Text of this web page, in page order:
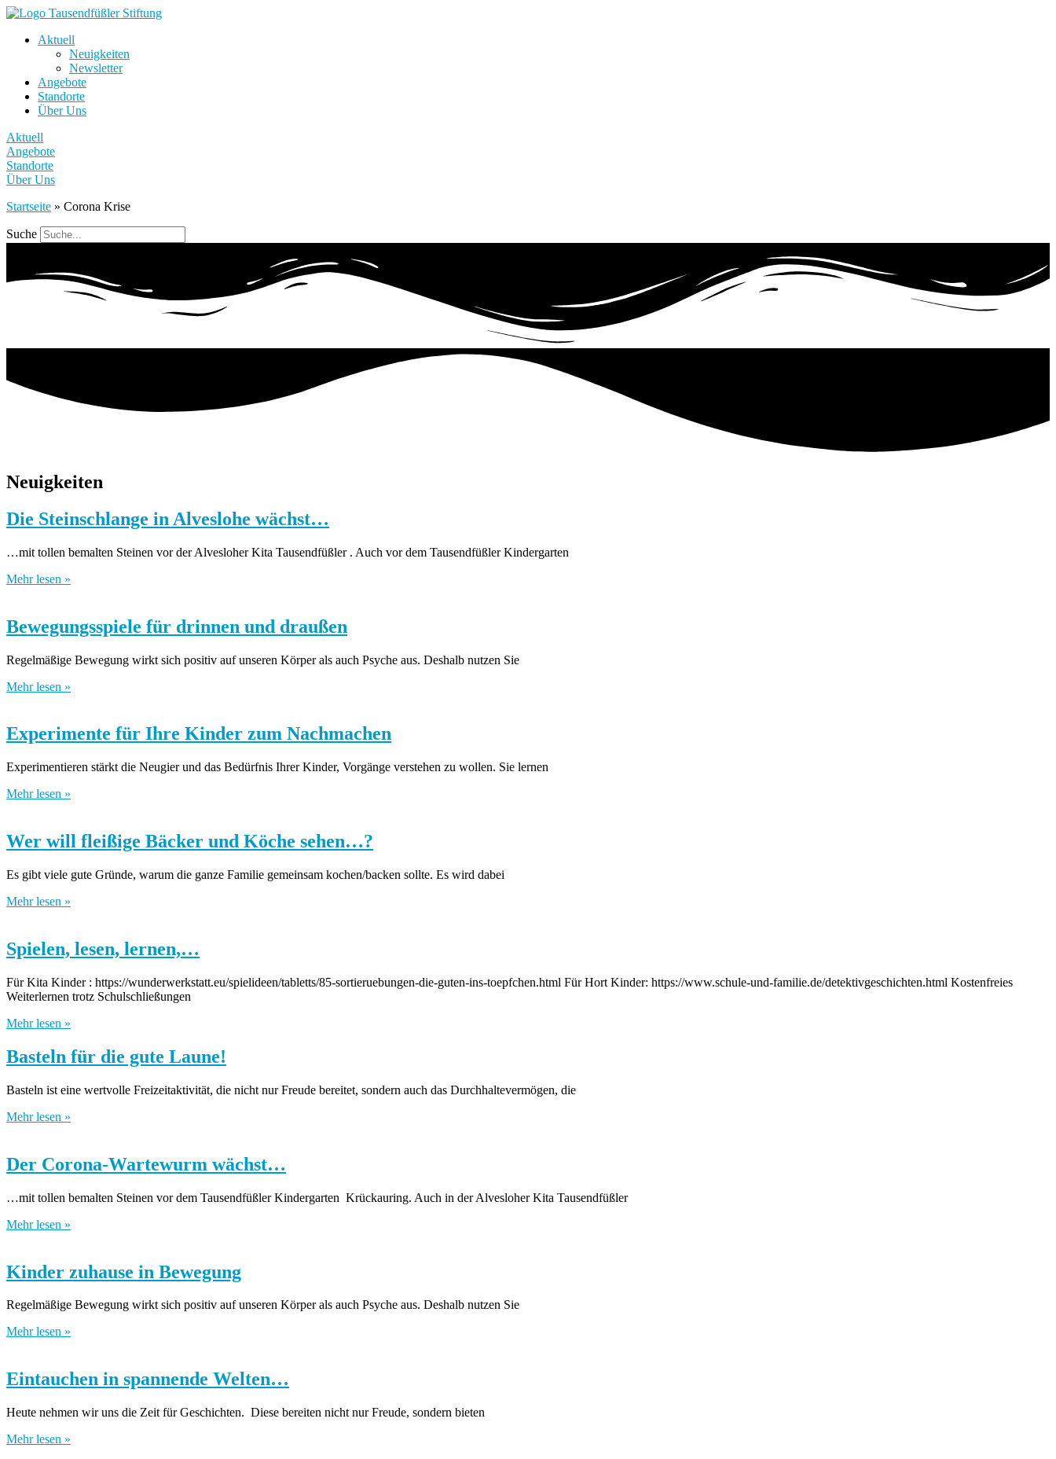
Aktuell
Neuigkeiten
Newsletter
Angebote
Standorte
Über Uns
Aktuell
Angebote
Standorte
Über Uns
Startseite » Corona Krise
Suche
Neuigkeiten
Die Steinschlange in Alveslohe wächst…
…mit tollen bemalten Steinen vor der Alvesloher Kita Tausendfüßler . Auch vor dem Tausendfüßler Kindergarten
Mehr lesen »
Bewegungsspiele für drinnen und draußen
Regelmäßige Bewegung wirkt sich positiv auf unseren Körper als auch Psyche aus. Deshalb nutzen Sie
Mehr lesen »
Experimente für Ihre Kinder zum Nachmachen
Experimentieren stärkt die Neugier und das Bedürfnis Ihrer Kinder, Vorgänge verstehen zu wollen. Sie lernen
Mehr lesen »
Wer will fleißige Bäcker und Köche sehen…?
Es gibt viele gute Gründe, warum die ganze Familie gemeinsam kochen/backen sollte. Es wird dabei
Mehr lesen »
Spielen, lesen, lernen,…
Für Kita Kinder : https://wunderwerkstatt.eu/spielideen/tabletts/85-sortieruebungen-die-guten-ins-toepfchen.html Für Hort Kinder: https://www.schule-und-familie.de/detektivgeschichten.html Kostenfreies
Weiterlernen trotz Schulschließungen
Mehr lesen »
Basteln für die gute Laune!
Basteln ist eine wertvolle Freizeitaktivität, die nicht nur Freude bereitet, sondern auch das Durchhaltevermögen, die
Mehr lesen »
Der Corona-Wartewurm wächst…
…mit tollen bemalten Steinen vor dem Tausendfüßler Kindergarten Krückauring. Auch in der Alvesloher Kita Tausendfüßler
Mehr lesen »
Kinder zuhause in Bewegung
Regelmäßige Bewegung wirkt sich positiv auf unseren Körper als auch Psyche aus. Deshalb nutzen Sie
Mehr lesen »
Eintauchen in spannende Welten…
Heute nehmen wir uns die Zeit für Geschichten. Diese bereiten nicht nur Freude, sondern bieten
Mehr lesen »